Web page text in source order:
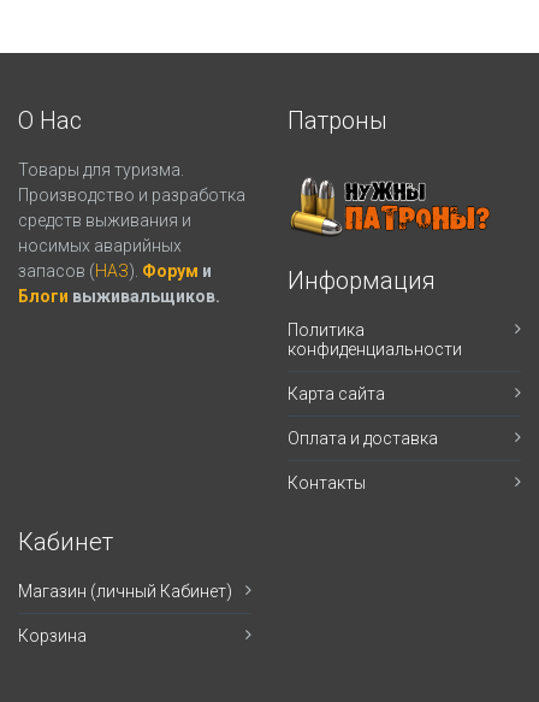
О Нас
Товары для туризма.
Производство и разработка
средств выживания и
носимых аварийных
запасов (НАЗ). Форум и
Блоги выживальщиков.
Патроны
Информация
Политика
конфиденциальности
Карта сайта
Оплата и доставка
Контакты
Кабинет
Магазин (личный Кабинет)
Корзина